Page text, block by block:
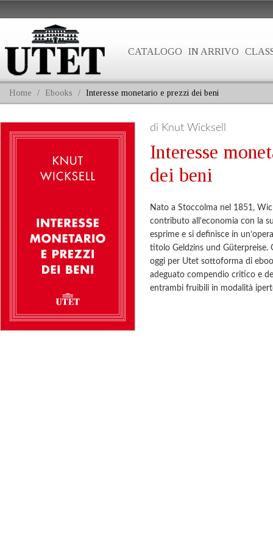
CATALOGO IN ARRIVO
Home / Ebooks / Interesse monetario e prezzi dei beni
di Knut Wicksell
Interesse
dei beni
Nato a Stoccolma nel 1851,
contributo all’economia con la
esprime e si definisce in
titolo Geldzins und Güterpreise.
oggi per Utet sottoforma di
adeguato compendio critico e
entrambi fruibili in modalità